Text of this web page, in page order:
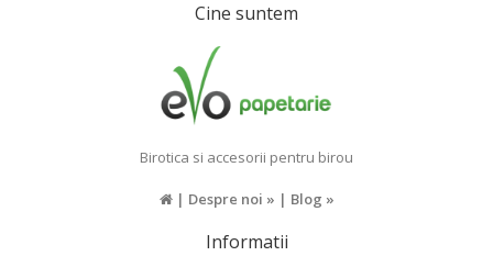
Cine suntem
Birotica si accesorii pentru birou
| Despre noi » | Blog »
Informatii